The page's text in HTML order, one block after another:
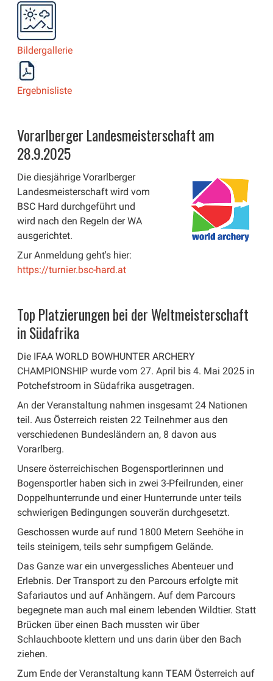
Bildergallerie
Ergebnisliste
Vorarlberger Landesmeisterschaft am
28.9.2025
Die diesjährige Vorarlberger
Landesmeisterschaft wird vom
BSC Hard durchgeführt und
wird nach den Regeln der WA
ausgerichtet.
Zur Anmeldung geht's hier:
https://turnier.bsc-hard.at
Top Platzierungen bei der Weltmeisterschaft
in Südafrika
Die IFAA WORLD BOWHUNTER ARCHERY
CHAMPIONSHIP wurde vom 27. April bis 4. Mai 2025 in
Potchefstroom in Südafrika ausgetragen.
An der Veranstaltung nahmen insgesamt 24 Nationen
teil. Aus Österreich reisten 22 Teilnehmer aus den
verschiedenen Bundesländern an, 8 davon aus
Vorarlberg.
Unsere österreichischen Bogensportlerinnen und
Bogensportler haben sich in zwei 3-Pfeilrunden, einer
Doppelhunterrunde und einer Hunterrunde unter teils
schwierigen Bedingungen souverän durchgesetzt.
Geschossen wurde auf rund 1800 Metern Seehöhe in
teils steinigem, teils sehr sumpfigem Gelände.
Das Ganze war ein unvergessliches Abenteuer und
Erlebnis. Der Transport zu den Parcours erfolgte mit
Safariautos und auf Anhängern. Auf dem Parcours
begegnete man auch mal einem lebenden Wildtier. Statt
Brücken über einen Bach mussten wir über
Schlauchboote klettern und uns darin über den Bach
ziehen.
Zum Ende der Veranstaltung kann TEAM Österreich auf